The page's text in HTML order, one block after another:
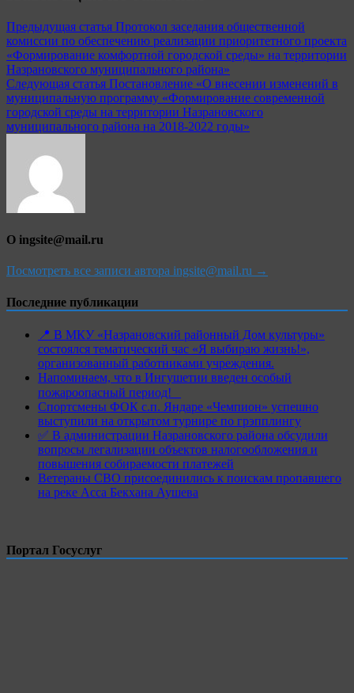
Предыдущая статья Протокол заседания общественной
комиссии по обеспечению реализации приоритетного проекта
«Формирование комфортной городской среды» на территории
Назрановского муниципального района»
Следующая статья Постановление «О внесении изменений в
муниципальную программу «Формирование современной
городской среды на территории Назрановского
муниципального района на 2018-2022 годы»
О ingsite@mail.ru
Посмотреть все записи автора ingsite@mail.ru →
Последние публикации
📍 В МКУ «Назрановский районный Дом культуры»
состоялся тематический час «Я выбираю жизнь!»,
организованный работниками учреждения.
Напоминаем, что в Ингушетии введен особый
пожароопасный период!⁣⁣⠀
Спортсмены ФОК с.п. Яндаре «Чемпион» успешно
выступили на открытом турнире по грэпплингу
✅ В администрации Назрановского района обсудили
вопросы легализации объектов налогообложения и
повышения собираемости платежей
Ветераны СВО присоединились к поискам пропавшего
на реке Асса Бекхана Аушева
Портал Госуслуг